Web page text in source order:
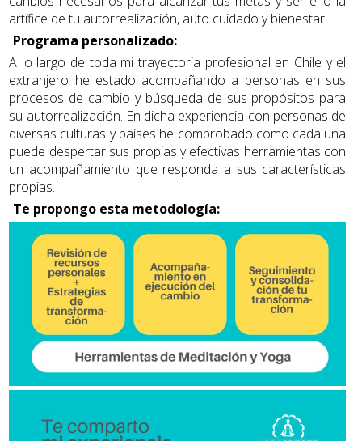
artífice de tu autorrealización, auto cuidado y bienestar.
Programa personalizado:
A lo largo de toda mi trayectoria profesional en Chile y el
extranjero he estado acompañando a personas en sus
procesos de cambio y búsqueda de sus propósitos para
su autorrealización. En dicha experiencia con personas de
diversas culturas y países he comprobado como cada una
puede despertar sus propias y efectivas herramientas con
un acompañamiento que responda a sus características
propias.
Te propongo esta metodología: